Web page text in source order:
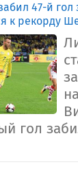
47-й
к рекорду
гол